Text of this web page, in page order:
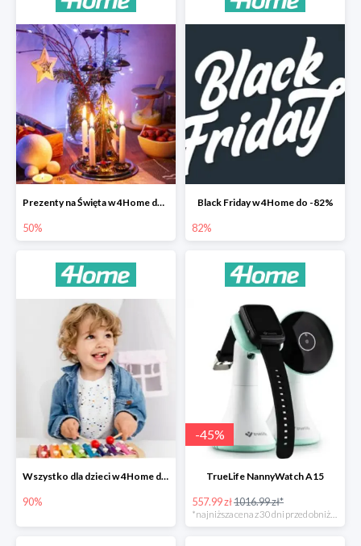
Prezenty na Święta w 4Home do -50%
50%
Black Friday w 4Home do -82%
82%
Wszystko dla dzieci w 4Home do -90%
90%
-45%
TrueLife NannyWatch A15
557.99 zł1016.99 zł*